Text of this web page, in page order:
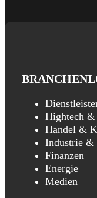
Hightech
Handel &
Industrie &
Finanzen
Energie
Medien